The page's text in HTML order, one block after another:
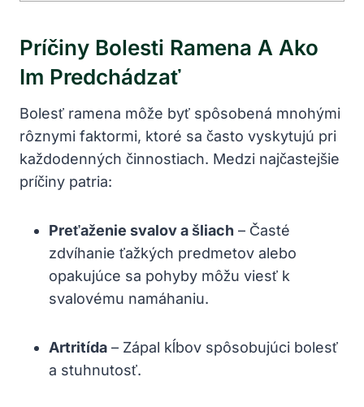
Príčiny Bolesti Ramena A Ako
Im Predchádzať
Bolesť ramena môže byť spôsobená mnohými
rôznymi faktormi, ktoré sa často vyskytujú pri
každodenných činnostiach. Medzi najčastejšie
príčiny patria:
Preťaženie svalov a šliach – Časté
zdvíhanie ťažkých predmetov alebo
opakujúce sa pohyby môžu viesť k
svalovému namáhaniu.
Artritída – Zápal kĺbov spôsobujúci bolesť
a stuhnutosť.